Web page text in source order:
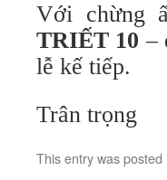
Với chừng
TRIẾT 10 –
lễ kế tiếp.
Trân trọng
This entry was posted